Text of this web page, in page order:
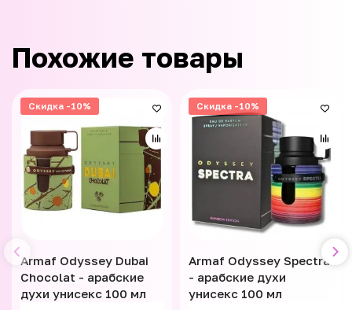
Похожие товары
Скидка -10%
Armaf Odyssey Dubai
Chocolat - арабские
духи унисекс 100 мл
Скидка -10%
Armaf Odyssey Spectra
- арабские духи
унисекс 100 мл